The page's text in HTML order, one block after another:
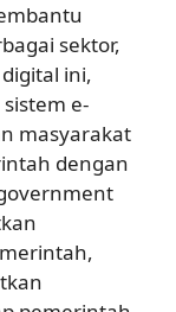
sektor,
ini,
e-
masyarakat
dengan